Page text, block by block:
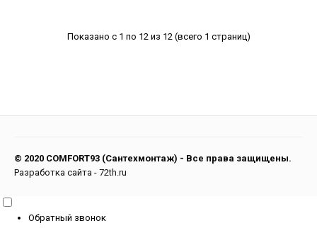
Показано с 1 по 12 из 12 (всего 1 страниц)
© 2020 COMFORT93 (Сантехмонтаж) - Все права защищены.
Разработка сайта - 72th.ru
Обратный звонок